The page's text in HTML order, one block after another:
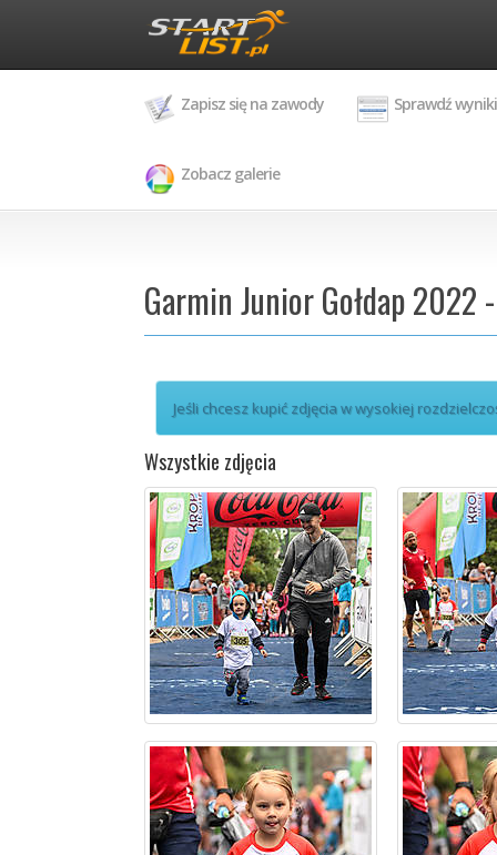
Zapisz się na zawody Sprawdź wyniki
Zobacz galerie
Garmin Junior Gołdap
Jeśli chcesz kupić zdjęcia w wysokiej
Wszystkie zdjęcia